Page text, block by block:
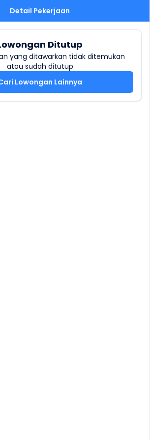
Detail Pekerjaan
Ditutup
yang ditawarkan tidak ditemukan
atau sudah ditutup
Lowongan Lainnya